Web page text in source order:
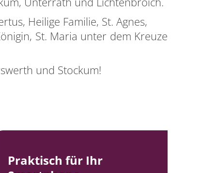
Heilige Familie, St. Agnes,
St. Maria unter dem Kreuze
und Stockum!
Praktisch für Ihr